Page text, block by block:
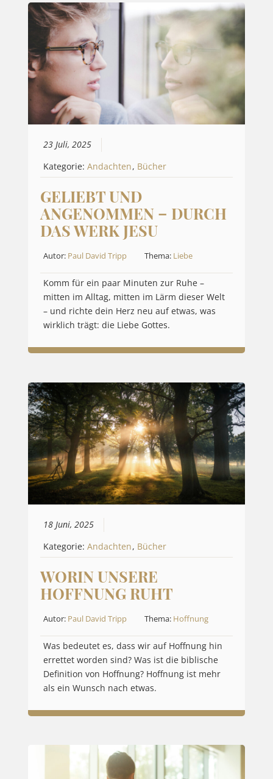
23 Juli, 2025
Kategorie:Andachten, Bücher
GELIEBT UND
ANGENOMMEN – DURCH
DAS WERK JESU
Autor: Paul David Tripp Thema: Liebe
Komm für ein paar Minuten zur Ruhe –
mitten im Alltag, mitten im Lärm dieser Welt
– und richte dein Herz neu auf etwas, was
wirklich trägt: die Liebe Gottes.
18 Juni, 2025
Kategorie:Andachten, Bücher
WORIN UNSERE
HOFFNUNG RUHT
Autor: Paul David Tripp Thema: Hoffnung
Was bedeutet es, dass wir auf Hoffnung hin
errettet worden sind? Was ist die biblische
Definition von Hoffnung? Hoffnung ist mehr
als ein Wunsch nach etwas.